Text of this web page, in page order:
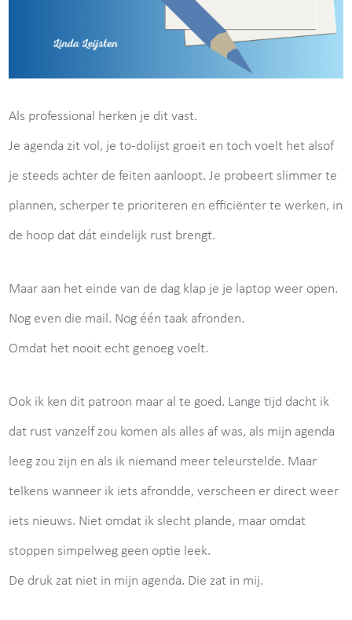
Als professional herken je dit vast.
Je agenda zit vol, je to-dolijst groeit en toch voelt het alsof
je steeds achter de feiten aanloopt. Je probeert slimmer te
plannen, scherper te prioriteren en efficiënter te werken, in
de hoop dat dát eindelijk rust brengt.
Maar aan het einde van de dag klap je je laptop weer open.
Nog even die mail. Nog één taak afronden.
Omdat het nooit echt genoeg voelt.
Ook ik ken dit patroon maar al te goed. Lange tijd dacht ik
dat rust vanzelf zou komen als alles af was, als mijn agenda
leeg zou zijn en als ik niemand meer teleurstelde. Maar
telkens wanneer ik iets afrondde, verscheen er direct weer
iets nieuws. Niet omdat ik slecht plande, maar omdat
stoppen simpelweg geen optie leek.
De druk zat niet in mijn agenda. Die zat in mij.